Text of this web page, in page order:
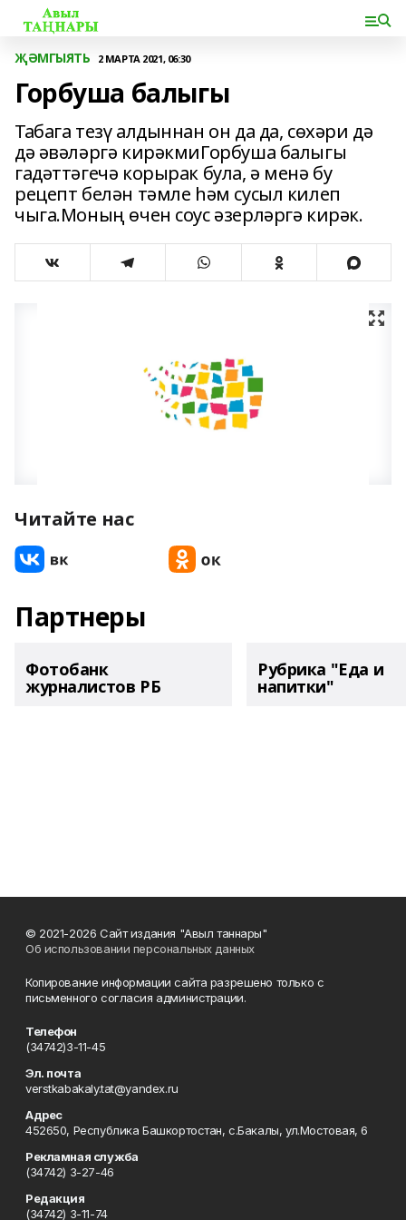
ҖӘМГЫЯТЬ 2 МАРТА 2021, 06:30
Горбуша балыгы
Табага тезү алдыннан он да да, сөхәри дә
дә әвәләргә кирәкмиГорбуша балыгы
гадәттәгечә корырак була, ә менә бу
рецепт белән тәмле һәм сусыл килеп
чыга.Моның өчен соус әзерләргә кирәк.
Читайте нас
Партнеры
Фотобанк
журналистов РБ
Рубрика "Еда и
напитки"
© 2021-2026 Сайт издания "Авыл таннары"
Об использовании персональных данных
Копирование информации сайта разрешено только с
письменного согласия администрации.
Телефон
(34742)3-11-45
Эл. почта
verstkabakaly.tat@yandex.ru
Адрес
452650, Республика Башкортостан, с.Бакалы, ул.Мостовая, 6
Рекламная служба
(34742) 3-27-46
Редакция
(34742) 3-11-74